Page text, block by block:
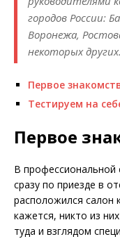
городов России:
Воронежа,
некоторых других.
Первое
Тестируем на
Первое
В профессиональной
сразу по приезде в
расположился салон
кажется, никто из
туда и взглядом